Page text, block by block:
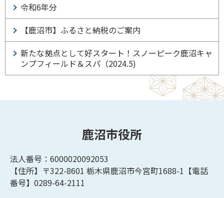
令和6年分
【鹿沼市】ふるさと納税のご案内
新たな拠点として好スタート！スノーピーク鹿沼キャ
ンプフィールド＆スパ（2024.5)
鹿沼市役所
法人番号：6000020092053
【住所】〒322-8601 栃木県鹿沼市今宮町1688-1【電話
番号】0289-64-2111